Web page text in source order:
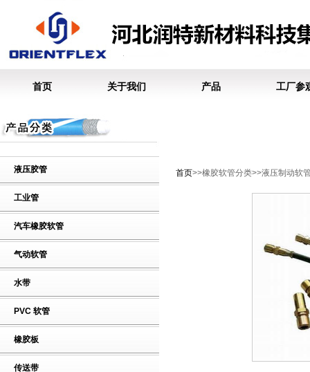
首页 关于我们 产品 工厂参
液压胶管
工业管
汽车橡胶软管
气动软管
水带
PVC 软管
橡胶板
传送带
首页>>橡胶软管分类>>液压制动软